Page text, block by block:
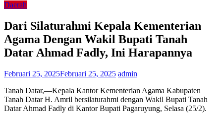
Daerah
Dari Silaturahmi Kepala Kementerian
Agama Dengan Wakil Bupati Tanah
Datar Ahmad Fadly, Ini Harapannya
Februari 25, 2025Februari 25, 2025 admin
Tanah Datar,—Kepala Kantor Kementerian Agama Kabupaten
Tanah Datar H. Amril bersilaturahmi dengan Wakil Bupati Tanah
Datar Ahmad Fadly di Kantor Bupati Pagaruyung, Selasa (25/2).